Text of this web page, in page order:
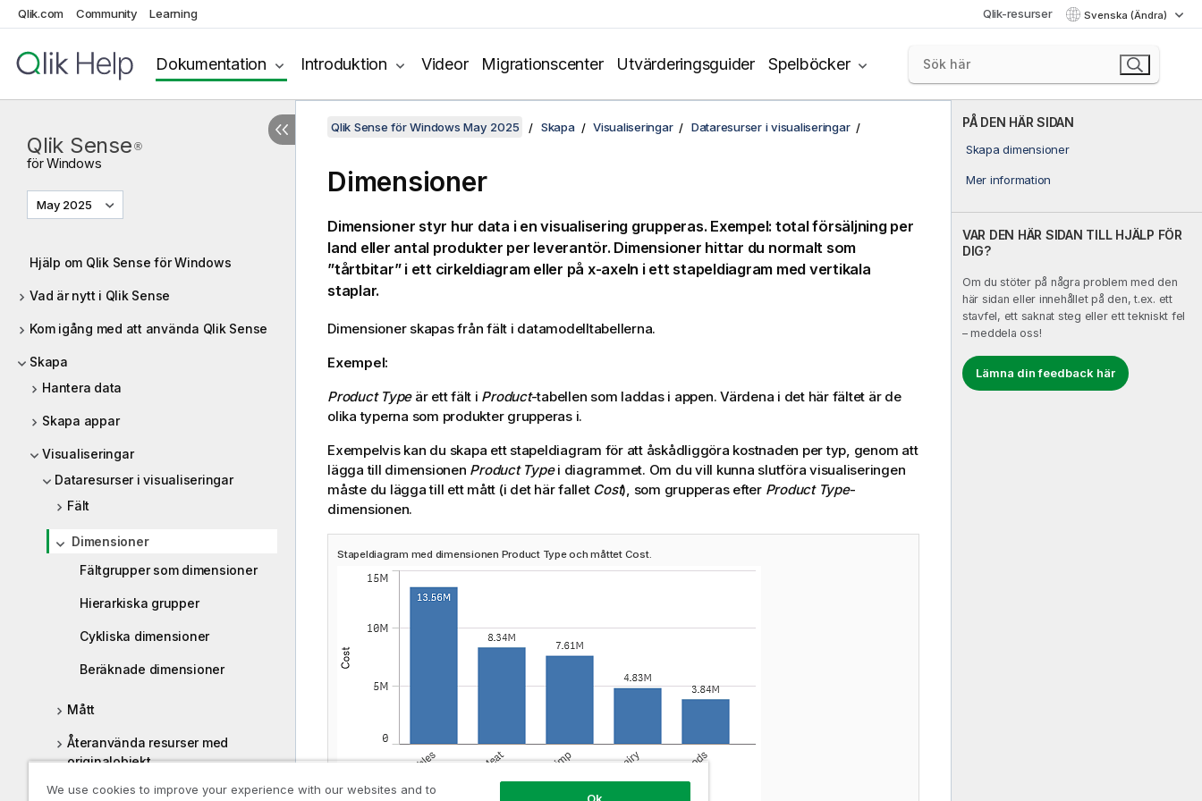
Qlik.com Community Learning Qlik-resurser Svenska (Ändra)
Dokumentation Introduktion Videor Migrationscenter Utvärderingsguider Spelböcker
Qlik Sense ®
förWindows
May 2025
Hjälp om Qlik Sense för Windows
Vad är nytt i Qlik Sense
Kom igång med att använda Qlik Sense
Skapa
Hantera data
Skapa appar
Visualiseringar
Dataresurser i visualiseringar
Fält
Dimensioner
Fältgrupper som dimensioner
Hierarkiska grupper
Cykliska dimensioner
Beräknade dimensioner
Mått
Återanvända resurser med
originalobjekt
Använda uttryck i visualiseringar
PÅ DEN HÄR SIDAN
Skapa dimensioner
Mer information
VAR DEN HÄR SIDAN TILL HJÄLP FÖR
DIG?
Om du stöter på några problem med den
här sidan eller innehållet på den, t.ex. ett
stavfel, ett saknat steg eller ett tekniskt fel
– meddela oss!
Lämna din feedback här
Qlik Sense för Windows May 2025 Skapa Visualiseringar Dataresurser i visualiseringar
Dimensioner
Dimensioner styr hur data i en visualisering grupperas. Exempel: total försäljning per
land eller antal produkter per leverantör. Dimensioner hittar du normalt som
”tårtbitar” i ett cirkeldiagram eller på x-axeln i ett stapeldiagram med vertikala
staplar.
Dimensioner skapas från fält i datamodelltabellerna.
Exempel:
Product Typeär ett fält i Product-tabellen som laddas i appen. Värdena i det här fältet är de
olika typerna som produkter grupperas i.
Exempelvis kan du skapa ett stapeldiagram för att åskådliggöra kostnaden per typ, genom att
lägga till dimensionen Product Typei diagrammet. Om du vill kunna slutföra visualiseringen
måste du lägga till ett mått (i det här fallet Cost), som grupperas efter Product Type-
dimensionen.
Stapeldiagram med dimensionen Product Type och måttet Cost.
We use cookies to improve your experience with our websites and to